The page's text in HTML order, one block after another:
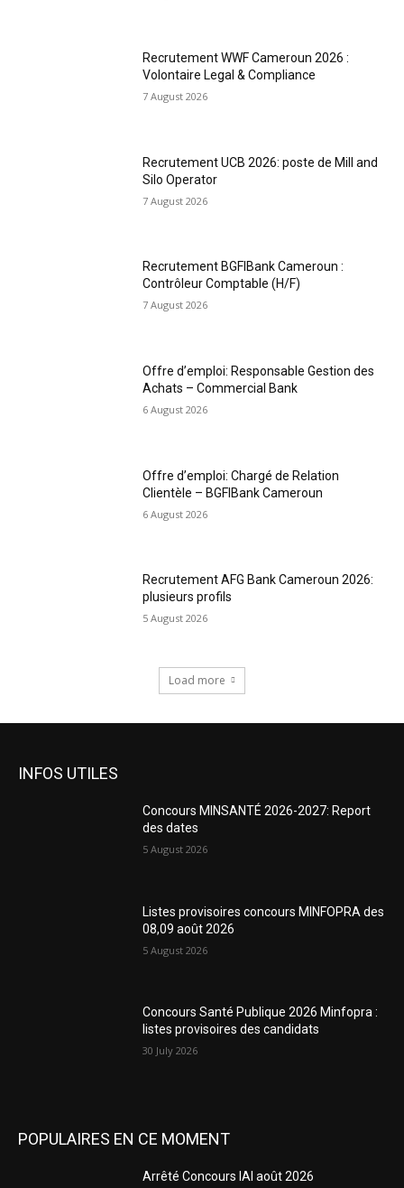
Recrutement WWF Cameroun 2026 :
Volontaire Legal & Compliance
7 August 2026
Recrutement UCB 2026: poste de Mill and
Silo Operator
7 August 2026
Recrutement BGFIBank Cameroun :
Contrôleur Comptable (H/F)
7 August 2026
Offre d’emploi: Responsable Gestion des
Achats – Commercial Bank
6 August 2026
Offre d’emploi: Chargé de Relation
Clientèle – BGFIBank Cameroun
6 August 2026
Recrutement AFG Bank Cameroun 2026:
plusieurs profils
5 August 2026
Load more
INFOS UTILES
Concours MINSANTÉ 2026-2027: Report
des dates
5 August 2026
Listes provisoires concours MINFOPRA des
08,09 août 2026
5 August 2026
Concours Santé Publique 2026 Minfopra :
listes provisoires des candidats
30 July 2026
POPULAIRES EN CE MOMENT
Arrêté Concours IAI août 2026